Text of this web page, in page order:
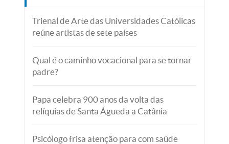
Trienal de Arte das Universidades Católicas
reúne artistas de sete países
Qual é o caminho vocacional para se tornar
padre?
Papa celebra 900 anos da volta das
relíquias de Santa Águeda a Catânia
Psicólogo frisa atenção para com saúde